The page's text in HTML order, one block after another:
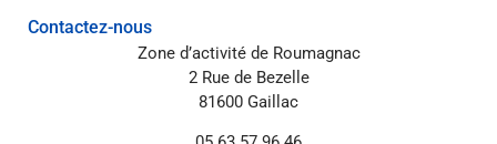
Contactez-nous
Zone d’activité de Roumagnac
2 Rue de Bezelle
81600 Gaillac